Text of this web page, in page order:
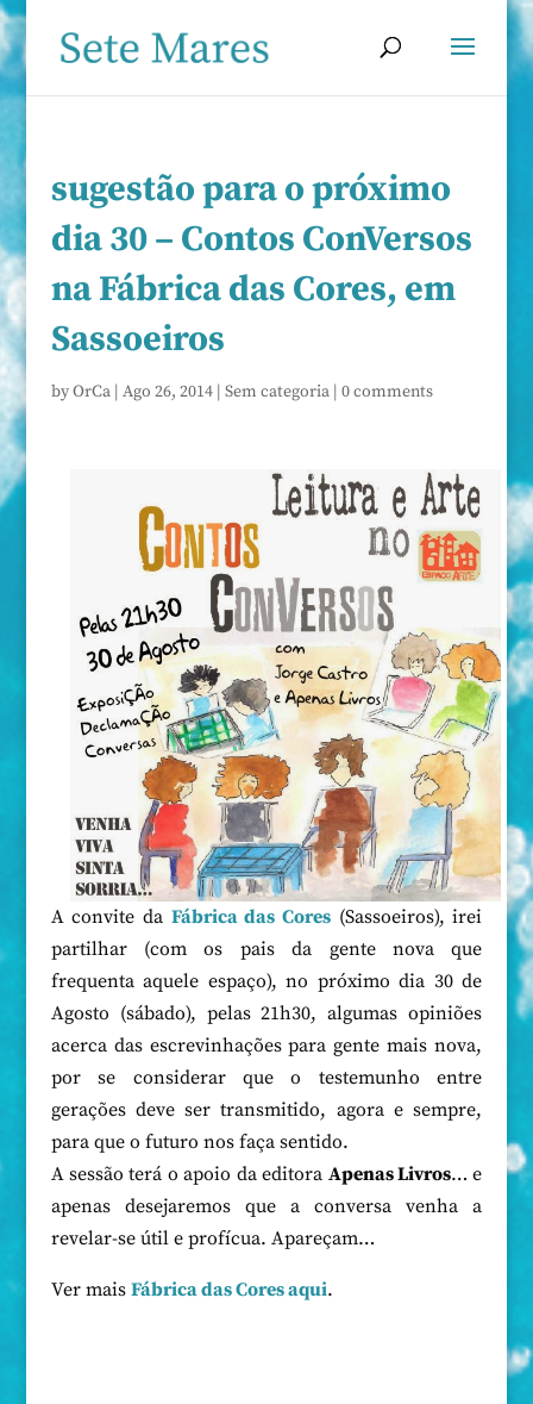
sugestão para o próximo
dia 30 – Contos ConVersos
na Fábrica das Cores, em
Sassoeiros
byOrCa| Ago 26, 2014| Sem categoria| 0 comments
A convite da Fábrica das Cores (Sassoeiros), irei
partilhar (com os pais da gente nova que
frequenta aquele espaço), no próximo dia 30 de
Agosto (sábado), pelas 21h30, algumas opiniões
acerca das escrevinhações para gente mais nova,
por se considerar que o testemunho entre
gerações deve ser transmitido, agora e sempre,
para que o futuro nos faça sentido.
A sessão terá o apoio da editora Apenas Livros… e
apenas desejaremos que a conversa venha a
revelar-se útil e profícua. Apareçam…
Ver mais Fábrica das Cores aqui.